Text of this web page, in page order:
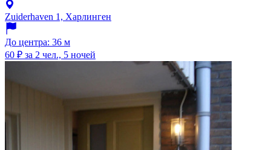
Zuiderhaven 1, Харлинген
До центра: 36 м
60 ₽ за 2 чел., 5 ночей